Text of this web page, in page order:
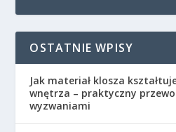
OSTATNIE WPISY
Jak materiał klosza
wnętrza – praktyczny
wyzwaniami